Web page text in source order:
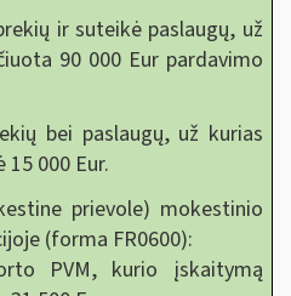
ir suteikė paslaugų, už
90 000 Eur pardavimo
bei paslaugų, už kurias
000 Eur.
prievole) mokestinio
(forma FR0600):
PVM, kurio įskaitymą